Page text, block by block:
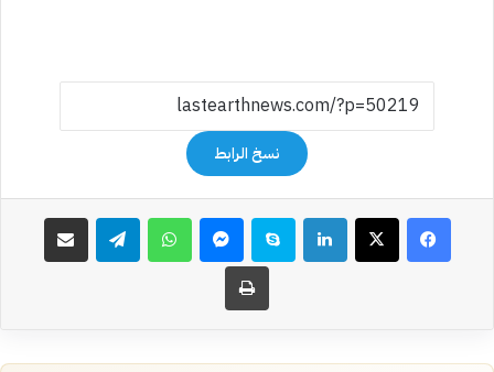
نسخ الرابط
فيسبوك‫X لينكدإن سكايب ماسنجر واتساب تيلقرام مشاركة عبر البريد
طباعة